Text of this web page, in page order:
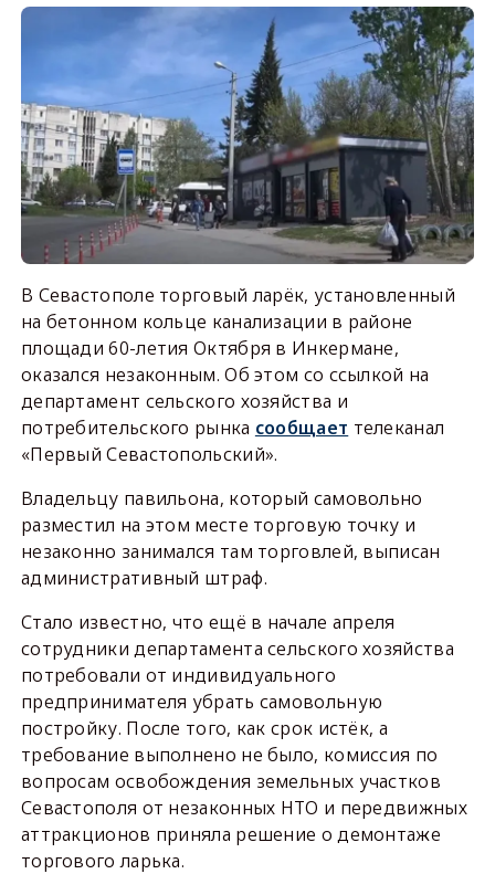
В Севастополе торговый ларёк, установленный
на бетонном кольце канализации в районе
площади 60-летия Октября в Инкермане,
оказался незаконным. Об этом со ссылкой на
департамент сельского хозяйства и
потребительского рынка сообщает телеканал
«Первый Севастопольский».
Владельцу павильона, который самовольно
разместил на этом месте торговую точку и
незаконно занимался там торговлей, выписан
административный штраф.
Стало известно, что ещё в начале апреля
сотрудники департамента сельского хозяйства
потребовали от индивидуального
предпринимателя убрать самовольную
постройку. После того, как срок истёк, а
требование выполнено не было, комиссия по
вопросам освобождения земельных участков
Севастополя от незаконных НТО и передвижных
аттракционов приняла решение о демонтаже
торгового ларька.